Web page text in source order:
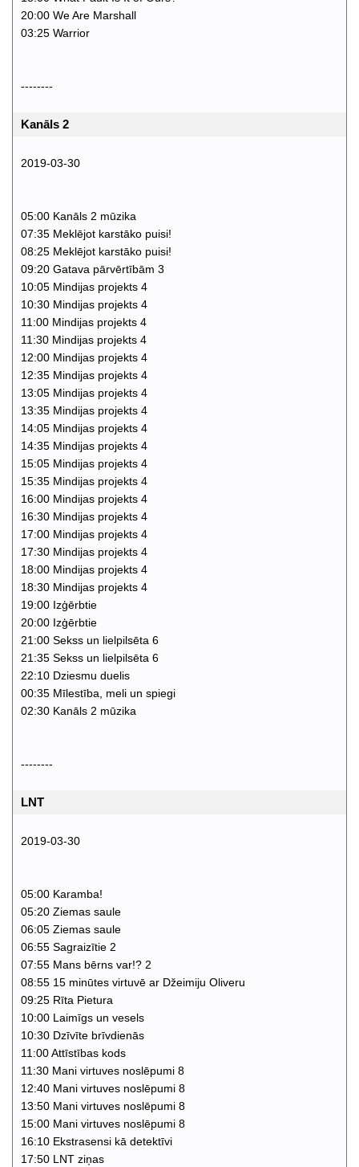
20:00 We Are Marshall
03:25 Warrior
--------
Kanāls 2
2019-03-30
05:00 Kanāls 2 mūzika
07:35 Meklējot karstāko puisi!
08:25 Meklējot karstāko puisi!
09:20 Gatava pārvērtībām 3
10:05 Mindijas projekts 4
10:30 Mindijas projekts 4
11:00 Mindijas projekts 4
11:30 Mindijas projekts 4
12:00 Mindijas projekts 4
12:35 Mindijas projekts 4
13:05 Mindijas projekts 4
13:35 Mindijas projekts 4
14:05 Mindijas projekts 4
14:35 Mindijas projekts 4
15:05 Mindijas projekts 4
15:35 Mindijas projekts 4
16:00 Mindijas projekts 4
16:30 Mindijas projekts 4
17:00 Mindijas projekts 4
17:30 Mindijas projekts 4
18:00 Mindijas projekts 4
18:30 Mindijas projekts 4
19:00 Izģērbtie
20:00 Izģērbtie
21:00 Sekss un lielpilsēta 6
21:35 Sekss un lielpilsēta 6
22:10 Dziesmu duelis
00:35 Mīlestība, meli un spiegi
02:30 Kanāls 2 mūzika
--------
LNT
2019-03-30
05:00 Karamba!
05:20 Ziemas saule
06:05 Ziemas saule
06:55 Sagraizītie 2
07:55 Mans bērns var!? 2
08:55 15 minūtes virtuvē ar Džeimiju Oliveru
09:25 Rīta Pietura
10:00 Laimīgs un vesels
10:30 Dzīvīte brīvdienās
11:00 Attīstības kods
11:30 Mani virtuves noslēpumi 8
12:40 Mani virtuves noslēpumi 8
13:50 Mani virtuves noslēpumi 8
15:00 Mani virtuves noslēpumi 8
16:10 Ekstrasensi kā detektīvi
17:50 LNT ziņas